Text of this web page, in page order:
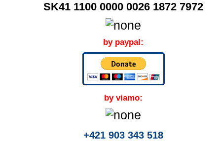
SK41 1100 0000 0026 1872 7972
by paypal:
by viamo:
+421 903 343 518